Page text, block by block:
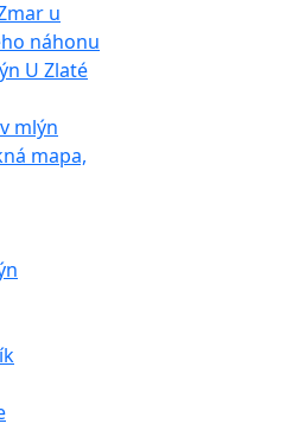
u
náhonu
U Zlaté
mlýn
mapa,